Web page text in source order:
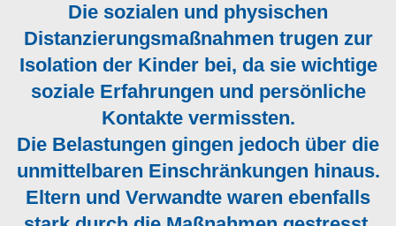
Die sozialen und physischen
Distanzierungsmaßnahmen trugen zur
Isolation der Kinder bei, da sie wichtige
soziale Erfahrungen und persönliche
Kontakte vermissten.
Die Belastungen gingen jedoch über die
unmittelbaren Einschränkungen hinaus.
Eltern und Verwandte waren ebenfalls